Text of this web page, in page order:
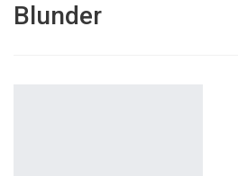
Blunder